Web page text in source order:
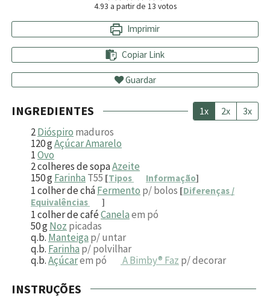
4.93 a partir de 13 votos
Imprimir
Copiar Link
Guardar
INGREDIENTES 1x 2x 3x
2Dióspiro maduros
120gAçúcar Amarelo
1Ovo
2colheres de sopaAzeite
150gFarinha T55 [Tipos Informação]
1colher de cháFermento p/ bolos [Diferenças /
Equivalências
]
1colher de caféCanelaem pó
50gNoz picadas
q.b. Manteiga p/ untar
q.b. Farinha p/ polvilhar
q.b.Açúcarem pó A Bimby® Faz p/ decorar
INSTRUÇÕES